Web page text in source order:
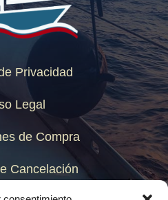
Privacidad
Legal
de Compra
Cancelación